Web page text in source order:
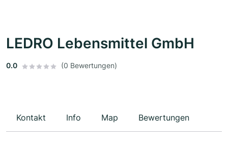
LEDRO Lebensmittel GmbH
0.0 (0 Bewertungen)
Kontakt Info Map Bewertungen